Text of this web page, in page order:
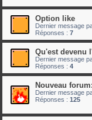
Option like
Dernier message
Réponses : 7
Qu'est devenu
Dernier message
Réponses : 4
Nouveau
Dernier message
Réponses : 125